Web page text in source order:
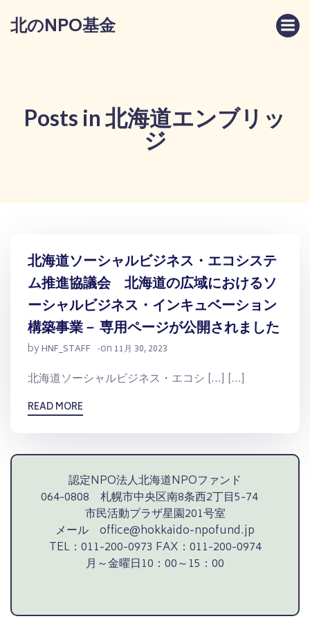
ス
キ
ッ
北のNPO基金
Posts in 北海道エンブリッ
ジ
北海道ソーシャルビジネス・エコシステ
ム推進協議会 北海道の広域におけるソ
ーシャルビジネス・インキュベーション
構築事業－ 専用ページが公開されました
byHNF_STAFF -on 11月 30, 2023
北海道ソーシャルビジネス・エコシ […] […]
READ MORE
認定NPO法人北海道NPOファンド
064-0808 札幌市中央区南8条西2丁目5-74
市民活動プラザ星園201号室
メール office@hokkaido-npofund.jp
TEL：011-200-0973 FAX：011-200-0974
月～金曜日10：00～15：00